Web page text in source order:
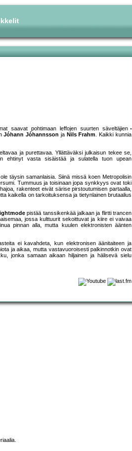
saavat pohtimaan leffojen suurten säveltäjien
Jóhann Jóhannsson ja Nils Frahm. Kaikki kunnia
ja purettavaa. Yllättäväksi julkaisun tekee se,
ehtinyt vasta sisäistää ja sulatella tuon upean
täysin samanlaisia. Siinä missä koen Metropolisin
Tummuus ja toisinaan jopa synkkyys ovat toki
rakenteet eivät särise pirstoutumisen partaalla,
kaikella on tarkoituksensa ja tietynlainen brutaalius
pistää tanssikenkää jalkaan ja flirtti trancen
jossa kulttuurit sekoittuvat ja kiire ei vaivaa
pinnan alla, mutta kuulen elektronisten äänten
ei kavahdeta, kun elektronisen äänitaiteen ja
ja aikaa, mutta vastavuoroisesti palkinnotkin ovat
jonka samaan aikaan hiljainen ja hälisevä sielu